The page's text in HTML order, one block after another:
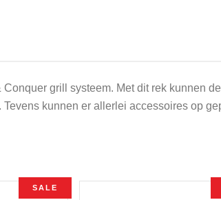
grill systeem. Met dit rek kunnen
kunnen er allerlei accessoires op
SALE